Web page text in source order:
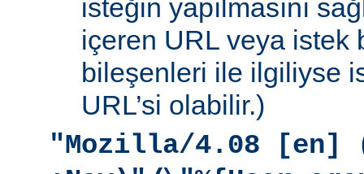
isteğin yapılmasını
içeren URL veya istek
bileşenleri ile ilgiliyse
URL’si olabilir.)
"Mozilla/4.08 [en]